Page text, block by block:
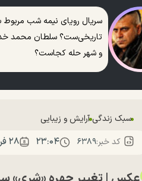
سریال رویای نیمه شب مربوط
تاریخی‌ست؟ سلطان محمد
و شهر حله کجاست؟
سبک زندگی آرایش و زیبایی
کد خبر:۶۳۸۹ ۲۳:۰۴ ۲۸ فروردين ۱۴۰۴